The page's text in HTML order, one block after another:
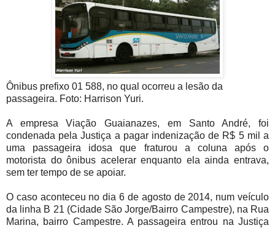
Ônibus prefixo 01 588, no qual ocorreu a lesão da
passageira. Foto: Harrison Yuri.
A empresa Viação Guaianazes, em Santo André, foi
condenada pela Justiça a pagar indenização de R$ 5 mil a
uma passageira idosa que fraturou a coluna após o
motorista do ônibus acelerar enquanto ela ainda entrava,
sem ter tempo de se apoiar.
O caso aconteceu no dia 6 de agosto de 2014, num veículo
da linha B 21 (Cidade São Jorge/Bairro Campestre), na Rua
Marina, bairro Campestre. A passageira entrou na Justiça